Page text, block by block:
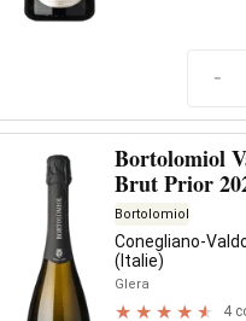
-
Bortolomiol
Brut Prior
Bortolomiol
Conegliano-
(Italie)
Glera
4